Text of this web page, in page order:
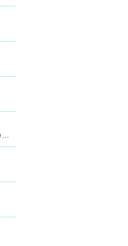
無機塗料製造メーカーKFケミカルの無機塗料『１話～１５話 まとめ』